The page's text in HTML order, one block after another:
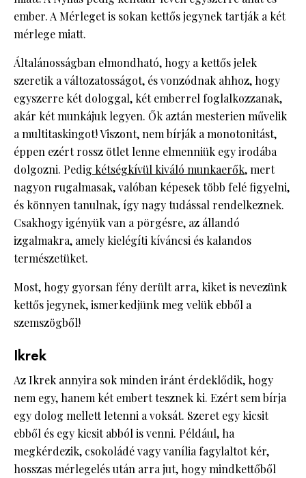
ember. A Mérleget is sokan kettős jegynek tartják a két
mérlege miatt.
Általánosságban elmondható, hogy a kettős jelek
szeretik a változatosságot, és vonzódnak ahhoz, hogy
egyszerre két dologgal, két emberrel foglalkozzanak,
akár két munkájuk legyen. Ők aztán mesterien művelik
a multitaskingot! Viszont, nem bírják a monotonitást,
éppen ezért rossz ötlet lenne elmenniük egy irodába
dolgozni. Pedig kétségkívül kiváló munkaerők,mert
nagyon rugalmasak, valóban képesek több felé figyelni,
és könnyen tanulnak, így nagy tudással rendelkeznek.
Csakhogy igényük van a pörgésre, az állandó
izgalmakra, amely kielégíti kíváncsi és kalandos
természetüket.
Most, hogy gyorsan fény derült arra, kiket is nevezünk
kettős jegynek, ismerkedjünk meg velük ebből a
szemszögből!
Ikrek
Az Ikrek annyira sok minden iránt érdeklődik, hogy
nem egy, hanem két embert tesznek ki. Ezért sem bírja
egy dolog mellett letenni a voksát. Szeret egy kicsit
ebből és egy kicsit abból is venni. Például, ha
megkérdezik, csokoládé vagy vanília fagylaltot kér,
hosszas mérlegelés után arra jut, hogy mindkettőből